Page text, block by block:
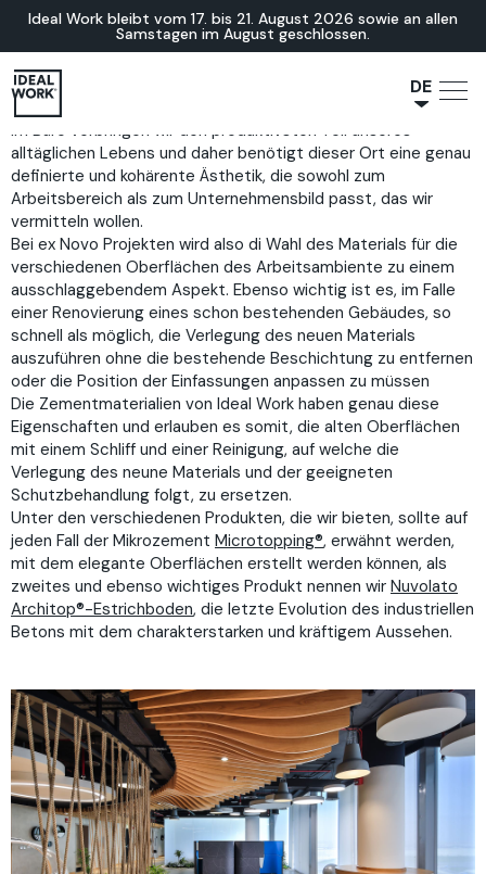
Ideal Work bleibt vom 17. bis 21. August 2026 sowie an allen
Samstagen im August geschlossen.
DE
JA
IT
ES
EN
Im Büro verbringen wir den produktivsten Teil unseres
alltäglichen Lebens und daher benötigt dieser Ort eine genau
definierte und kohärente Ästhetik, die sowohl zum
Arbeitsbereich als zum Unternehmensbild passt, das wir
vermitteln wollen.
Bei ex Novo Projekten wird also di Wahl des Materials für die
verschiedenen Oberflächen des Arbeitsambiente zu einem
ausschlaggebendem Aspekt. Ebenso wichtig ist es, im Falle
einer Renovierung eines schon bestehenden Gebäudes, so
schnell als möglich, die Verlegung des neuen Materials
auszuführen ohne die bestehende Beschichtung zu entfernen
oder die Position der Einfassungen anpassen zu müssen
Die Zementmaterialien von Ideal Work haben genau diese
Eigenschaften und erlauben es somit, die alten Oberflächen
mit einem Schliff und einer Reinigung, auf welche die
Verlegung des neune Materials und der geeigneten
Schutzbehandlung folgt, zu ersetzen.
Unter den verschiedenen Produkten, die wir bieten, sollte auf
jeden Fall der Mikrozement Microtopping®, erwähnt werden,
mit dem elegante Oberflächen erstellt werden können, als
zweites und ebenso wichtiges Produkt nennen wir Nuvolato
Architop®-Estrichboden, die letzte Evolution des industriellen
Betons mit dem charakterstarken und kräftigem Aussehen.